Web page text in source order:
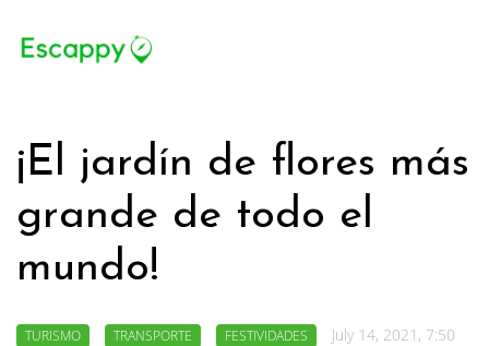
¡El jardín de flores más
grande de todo el
mundo!
TURISMO TRANSPORTE FESTIVIDADES
July 14, 2021, 7:50